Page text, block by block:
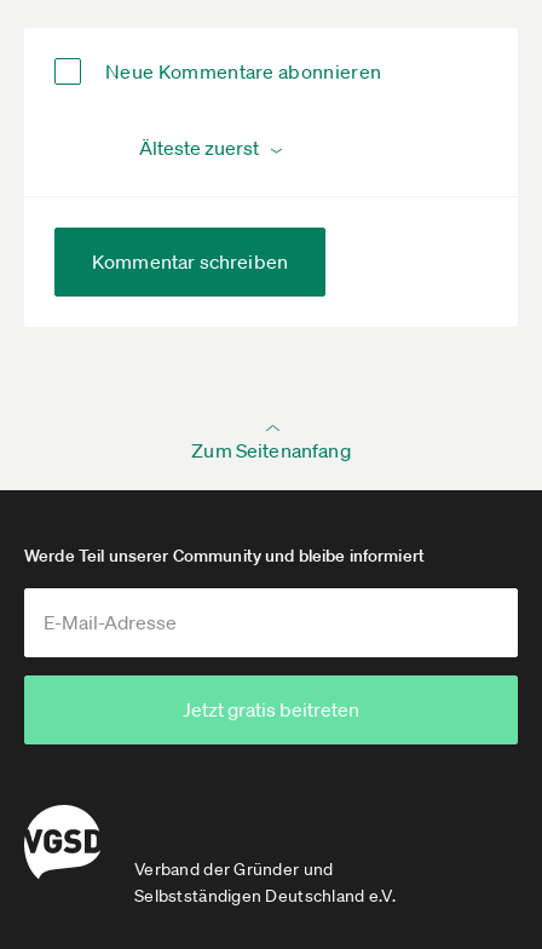
Neue Kommentare abonnieren
Kommentar schreiben
Zum Seitenanfang
Verband der Gründer und
Selbstständigen Deutschland e.V.
Werde Teil unserer Community und bleibe informiert
Jetzt gratis beitreten